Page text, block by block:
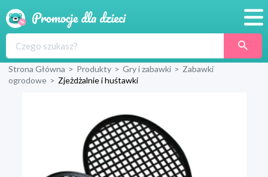
Produkty
Blog
Wyprawka
Strona Główna > Produkty > Gry i zabawki > Zabawki
ogrodowe > Zjeżdżalnie i huśtawki